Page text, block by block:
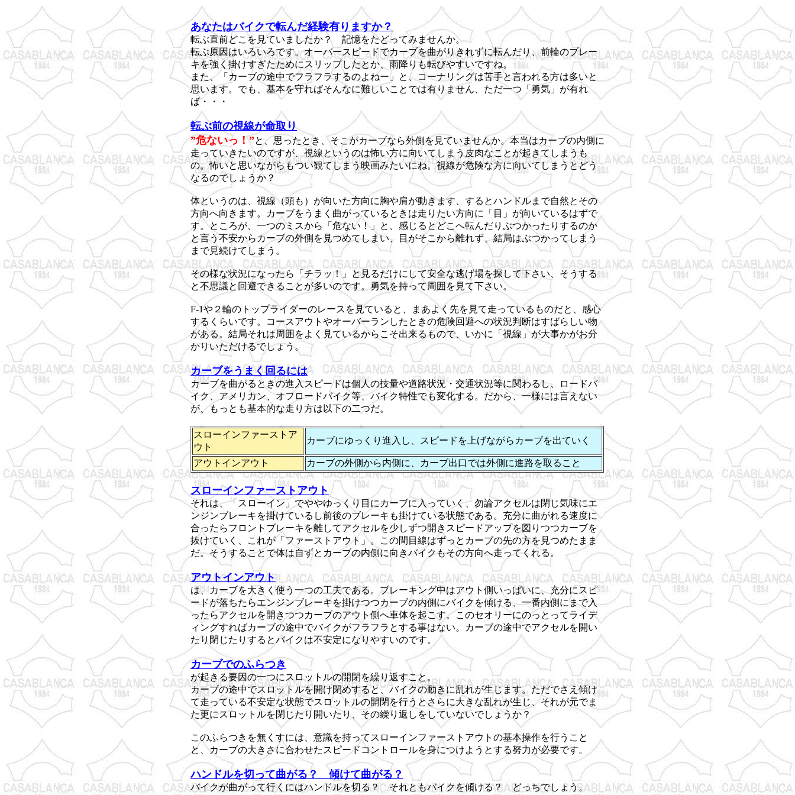
あなたはバイクで転んだ経験有りますか？
転ぶ直前どこを見ていましたか？ 記憶をたどってみませんか。
転ぶ原因はいろいろです。オーバースピードでカーブを曲がりきれずに転んだり、前輪のブレー
キを強く掛けすぎたためにスリップしたとか、雨降りも転びやすいですね。
また、「カーブの途中でフラフラするのよねー」と、コーナリングは苦手と言われる方は多いと
思います。でも、基本を守ればそんなに難しいことでは有りません、ただ一つ「勇気」が有れ
ば・・・
転ぶ前の視線が命取り
”危ないっ！”と、思ったとき、そこがカーブなら外側を見ていませんか。本当はカーブの内側に
走っていきたいのですが、視線というのは怖い方に向いてしまう皮肉なことが起きてしまうも
の。怖いと思いながらもつい観てしまう映画みたいにね。視線が危険な方に向いてしまうとどう
なるのでしょうか？
体というのは、視線（頭も）が向いた方向に胸や肩が動きます、するとハンドルまで自然とその
方向へ向きます。カーブをうまく曲がっているときは走りたい方向に「目」が向いているはずで
す。ところが、一つのミスから「危ない！」と、感じるとどこへ転んだりぶつかったりするのか
と言う不安からカーブの外側を見つめてしまい、目がそこから離れず、結局はぶつかってしまう
まで見続けてしまう。
その様な状況になったら「チラッ！」と見るだけにして安全な逃げ場を探して下さい、そうする
と不思議と回避できることが多いのです。勇気を持って周囲を見て下さい。
F-1や２輪のトップライダーのレースを見ていると、まあよく先を見て走っているものだと、感心
するくらいです。コースアウトやオーバーランしたときの危険回避への状況判断はすばらしい物
がある。結局それは周囲をよく見ているからこそ出来るもので、いかに「視線」が大事かがお分
かりいただけるでしょう。
カーブをうまく回るには
カーブを曲がるときの進入スピードは個人の技量や道路状況・交通状況等に関わるし、ロードバ
イク、アメリカン、オフロードバイク等、バイク特性でも変化する。だから、一様には言えない
が、もっとも基本的な走り方は以下の二つだ。
スローインファーストア
ウト
カーブにゆっくり進入し、スピードを上げながらカーブを出ていく
アウトインアウト カーブの外側から内側に、カーブ出口では外側に進路を取ること
スローインファーストアウト
それは、「スローイン」でややゆっくり目にカーブに入っていく、勿論アクセルは閉じ気味にエ
ンジンブレーキを掛けているし前後のブレーキも掛けている状態である。充分に曲がれる速度に
合ったらフロントブレーキを離してアクセルを少しずつ開きスピードアップを図りつつカーブを
抜けていく、これが「ファーストアウト」。この間目線はずっとカーブの先の方を見つめたまま
だ。そうすることで体は自ずとカーブの内側に向きバイクもその方向へ走ってくれる。
アウトインアウト
は、カーブを大きく使う一つの工夫である。ブレーキング中はアウト側いっぱいに、充分にスピ
ードが落ちたらエンジンブレーキを掛けつつカーブの内側にバイクを傾ける、一番内側にまで入
ったらアクセルを開きつつカーブのアウト側へ車体を起こす。このセオリーにのっとってライデ
ィングすればカーブの途中でバイクがフラフラとする事はない。カーブの途中でアクセルを開い
たり閉じたりするとバイクは不安定になりやすいのです。
カーブでのふらつき
が起きる要因の一つにスロットルの開閉を繰り返すこと。
カーブの途中でスロットルを開け閉めすると、バイクの動きに乱れが生じます。ただでさえ傾け
て走っている不安定な状態でスロットルの開閉を行うとさらに大きな乱れが生じ、それが元でま
た更にスロットルを閉じたり開いたり、その繰り返しをしていないでしょうか？
このふらつきを無くすには、意識を持ってスローインファーストアウトの基本操作を行うこと
と、カーブの大きさに合わせたスピードコントロールを身につけようとする努力が必要です。
ハンドルを切って曲がる？ 傾けて曲がる？
バイクが曲がって行くにはハンドルを切る？ それともバイクを傾ける？ どっちでしょう。